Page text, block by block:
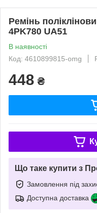
Ремінь
4PK780 UA51
В наявності
Код: 4610899815-omg
448 ₴
Що таке купити з
Замовлення під
Доступна доставка